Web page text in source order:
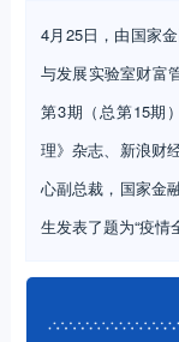
4月25日，由国家
与发展实验室财富
第3期（总第15期
理》杂志、新浪财
心副总裁，国家金
生发表了题为“疫情